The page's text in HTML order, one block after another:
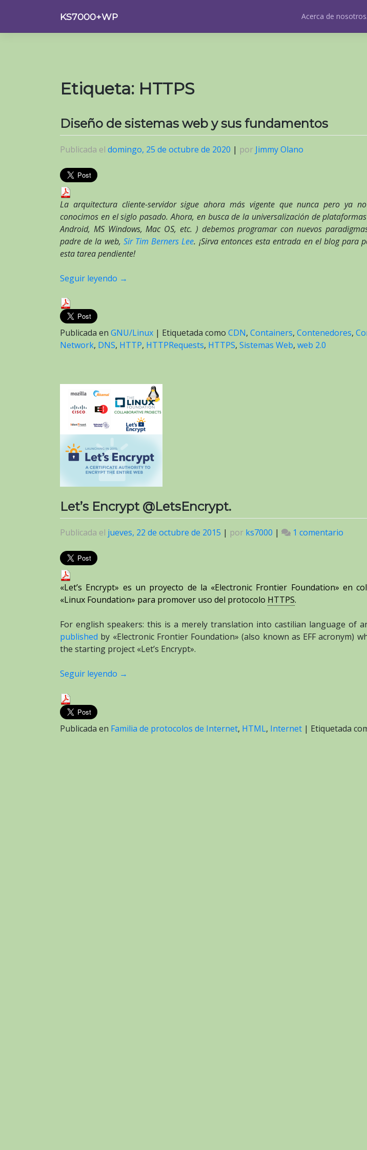
contenido
KS7000+WP Acerca de nosotros.
Etiqueta: HTTPS
Diseño de sistemas web y sus fundamentos
Publicada el domingo, 25 de octubre de 2020 | por Jimmy Olano
La arquitectura cliente-servidor sigue ahora más vigente que nunca pero ya
conocimos en el siglo pasado. Ahora, en busca de la universalización de
Android, MS Windows, Mac OS, etc. ) debemos programar con nuevos
padre de la web, Sir Tim Berners Lee. ¡Sirva entonces esta entrada en el blog para
esta tarea pendiente!
Seguir leyendo →
Publicada en GNU/Linux | Etiquetada como CDN, Containers, Contenedores,
Network, DNS, HTTP, HTTPRequests, HTTPS, Sistemas Web, web 2.0
Let’s Encrypt @LetsEncrypt.
Publicada el jueves, 22 de octubre de 2015 | por ks7000 | 1 comentario
«Let’s Encrypt» es un proyecto de la «Electronic Frontier Foundation» en
«Linux Foundation» para promover uso del protocolo HTTPS.
For english speakers: this is a merely translation into castilian language of
published by «Electronic Frontier Foundation» (also known as EFF acronym)
the starting project «Let’s Encrypt».
Seguir leyendo →
Publicada en Familia de protocolos de Internet, HTML, Internet | Etiquetada